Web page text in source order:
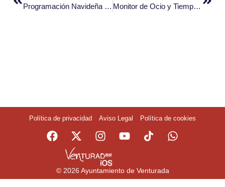
Programación Navideña viernes 19
Monitor de Ocio y Tiempo Libre
Política de privacidad Aviso Legal Política de cookies
© 2026 Ayuntamiento de Venturada